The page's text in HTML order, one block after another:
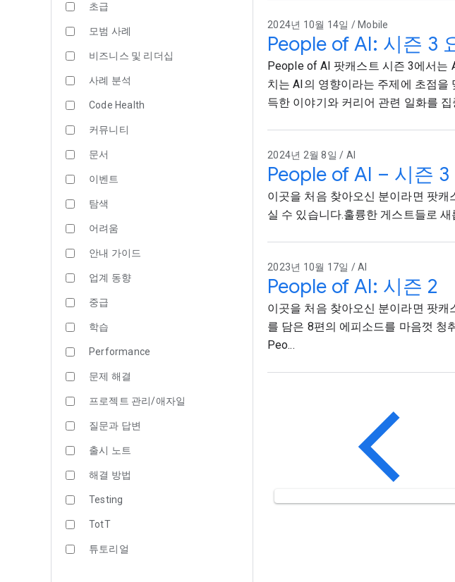
초급
모범 사례
비즈니스 및 리더십
사례 분석
Code Health
커뮤니티
문서
이벤트
탐색
어려움
안내 가이드
업계 동향
중급
학습
Performance
문제 해결
프로젝트 관리/애자일
질문과 답변
출시 노트
해결 방법
Testing
TotT
튜토리얼
2024년 10월 14일 / Mobile
People of AI: 시즌 3
People of AI 팟캐스트 시즌 3에서는
치는 AI의 영향이라는 주제에 초점
득한 이야기와 커리어 관련 일화를
2024년 2월 8일 / AI
People of AI – 시즌 3
이곳을 처음 찾아오신 분이라면 팟
실 수 있습니다.훌륭한 게스트들로
2023년 10월 17일 / AI
People of AI: 시즌 2
이곳을 처음 찾아오신 분이라면 팟
를 담은 8편의 에피소드를 마음껏 청
Peo...